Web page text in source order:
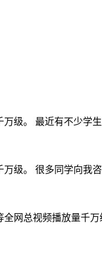
级。 最近有不少学
级。 很多同学向我
网总视频播放量千万